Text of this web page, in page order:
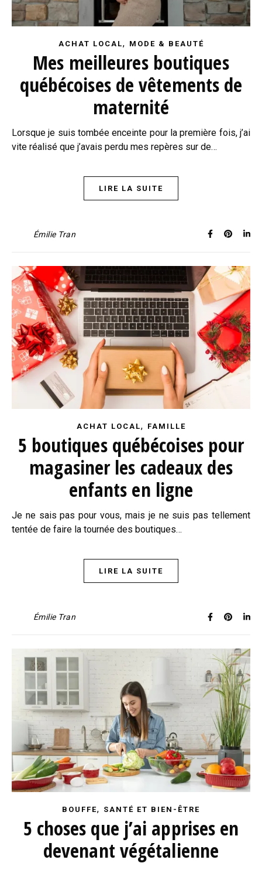
ACHAT LOCAL, MODE & BEAUTÉ
Mes meilleures boutiques
québécoises de vêtements de
maternité
Lorsque je suis tombée enceinte pour la première fois, j’ai
vite réalisé que j’avais perdu mes repères sur de…
LIRE LA SUITE
Émilie Tran
ACHAT LOCAL, FAMILLE
5 boutiques québécoises pour
magasiner les cadeaux des
enfants en ligne
Je ne sais pas pour vous, mais je ne suis pas tellement
tentée de faire la tournée des boutiques…
LIRE LA SUITE
Émilie Tran
BOUFFE, SANTÉ ET BIEN-ÊTRE
5 choses que j’ai apprises en
devenant végétalienne